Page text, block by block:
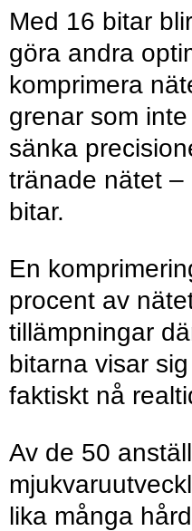
Med 16 bitar
göra andra
komprimera
grenar som
sänka
tränade nätet
bitar.
En
procent av
tillämpningar
bitarna visar
faktiskt nå
Av de 50
lika många